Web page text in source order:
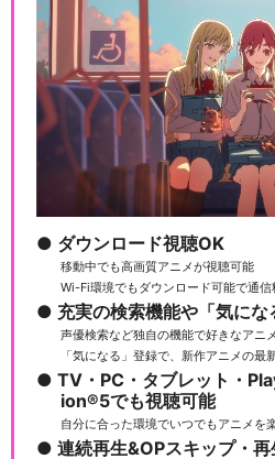
ダウンロード視聴OK
移動中でも高画質アニメが視聴可能
Wi-Fi環境でもダウンロード可能で通信
充実の検索機能や「気にな
声優検索など独自の機能で好きなアニ
「気になる」登録で、新作アニメの最
TV・PC・タブレット・
ion®5でも視聴可能
自分に合った環境でいつでもアニメを
連続再生&OPスキップ・